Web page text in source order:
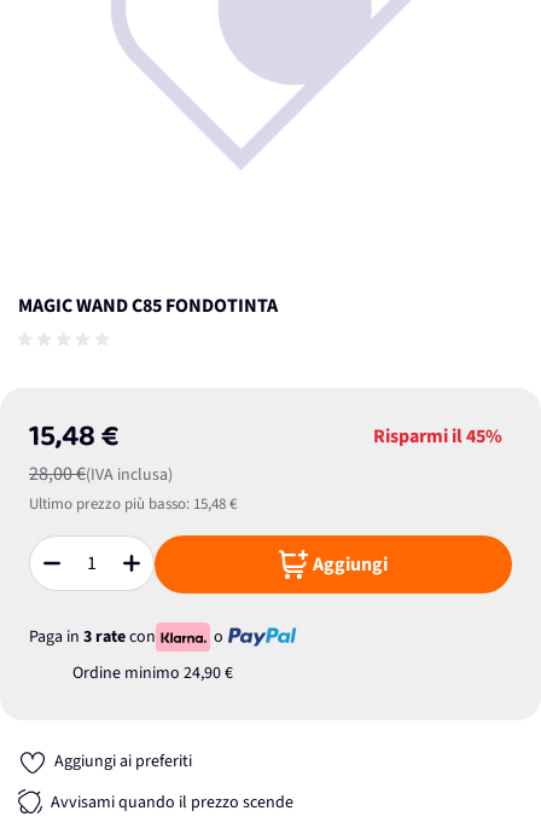
MAGIC WAND C85 FONDOTINTA
15,48 €
28,00 €(IVA inclusa)
Risparmi il45%
Ultimo prezzo più basso: 15,48 €
Quantità Aggiungi
Paga in 3 ratecon
o
Ordine minimo 24,90 €
Aggiungi ai preferiti
Avvisami quando il prezzo scende